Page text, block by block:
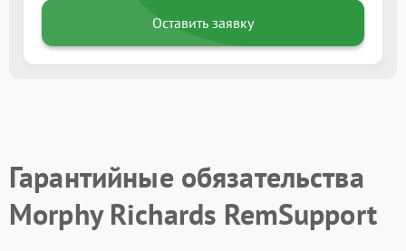
Оставить заявку
Гарантийные обязательства
Morphy Richards RemSupport